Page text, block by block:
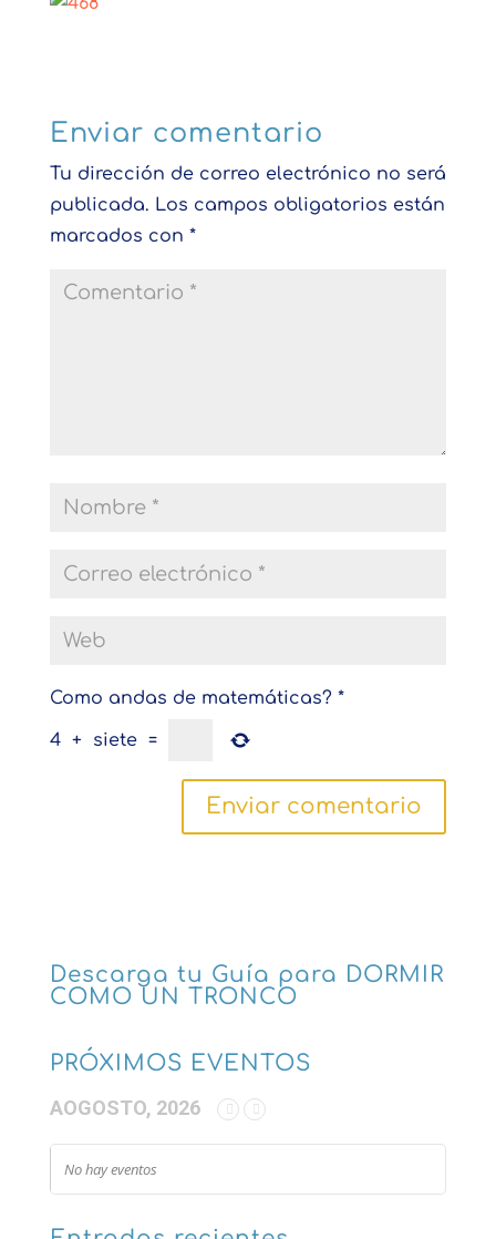
Enviar comentario
Tu dirección de correo electrónico no será
publicada. Los campos obligatorios están
marcados con *
Como andas de matemáticas? *
4 + siete =
Descarga tu Guía para DORMIR
COMO UN TRONCO
PRÓXIMOS EVENTOS
AOGOSTO, 2026
No hay eventos